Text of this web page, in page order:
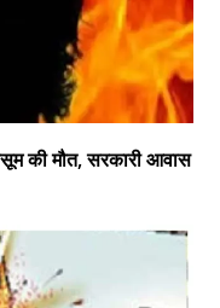
की मौत, सरकारी आवास